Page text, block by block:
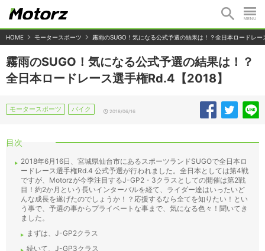
HOME モータースポーツ 霧雨のSUGO！気になる公式予選の結果は！？全日本ロードレ
霧雨のSUGO！気になる公式予選の結果は！？
全日本ロードレース選手権Rd.4【2018】
モータースポーツ バイク 2018/06/16
目次
2018年6月16日、宮城県仙台市にあるスポーツランドSUGOで全日本ロ
ードレース選手権Rd.4 公式予選が行われました。全日本としては第4戦
ですが、Motorzが今季注目するJ-GP2・3クラスとしての開催は第2戦
目！約2か月という長いインターバルを経て、ライダー達はいったいど
んな成長を遂げたのでしょうか！？応援するなら全てを知りたい！とい
う事で、予選の事からプライベートな事まで、気になる色々！聞いてき
ました。
まずは、J-GP2クラス
続いて、J-GP3クラス